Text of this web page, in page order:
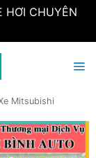
HƠI CHUYÊN
Mitsubishi